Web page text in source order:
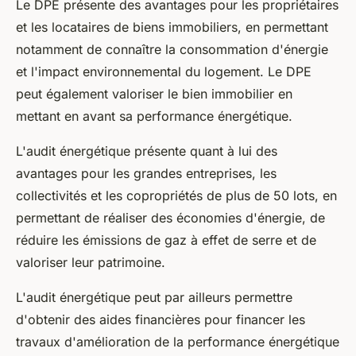
Le DPE présente des avantages pour les propriétaires
et les locataires de biens immobiliers, en permettant
notamment de connaître la consommation d'énergie
et l'impact environnemental du logement. Le DPE
peut également valoriser le bien immobilier en
mettant en avant sa performance énergétique.
L'audit énergétique présente quant à lui des
avantages pour les grandes entreprises, les
collectivités et les copropriétés de plus de 50 lots, en
permettant de réaliser des économies d'énergie, de
réduire les émissions de gaz à effet de serre et de
valoriser leur patrimoine.
L'audit énergétique peut par ailleurs permettre
d'obtenir des aides financières pour financer les
travaux d'amélioration de la performance énergétique